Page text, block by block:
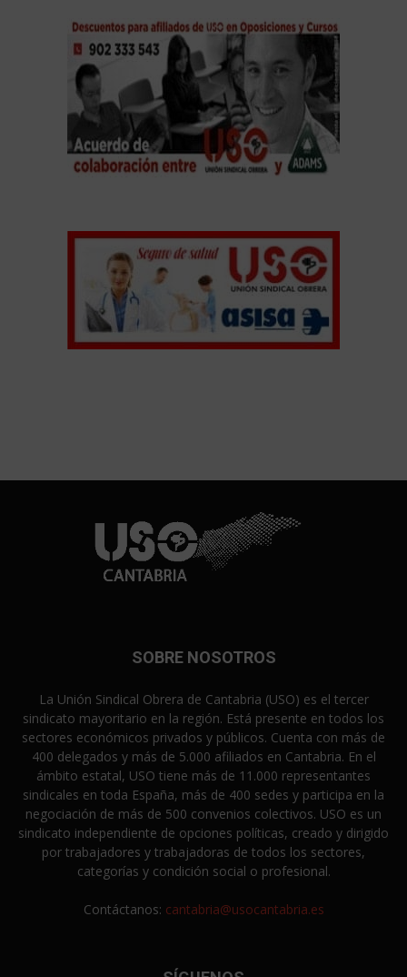
SOBRE NOSOTROS
La Unión Sindical Obrera de Cantabria (USO) es el tercer
sindicato mayoritario en la región. Está presente en todos los
sectores económicos privados y públicos. Cuenta con más de
400 delegados y más de 5.000 afiliados en Cantabria. En el
ámbito estatal, USO tiene más de 11.000 representantes
sindicales en toda España, más de 400 sedes y participa en la
negociación de más de 500 convenios colectivos. USO es un
sindicato independiente de opciones políticas, creado y dirigido
por trabajadores y trabajadoras de todos los sectores,
categorías y condición social o profesional.
Contáctanos: cantabria@usocantabria.es